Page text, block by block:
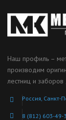
Наш профиль –
производим
лестниц и
Россия, Санкт-
8 (812) 603-49-